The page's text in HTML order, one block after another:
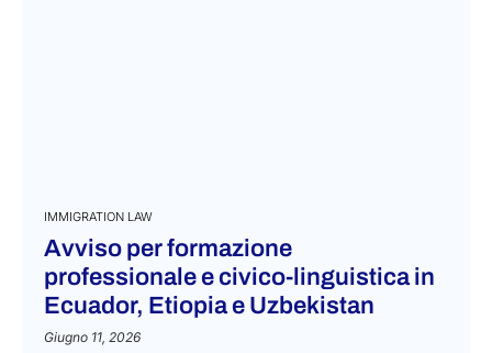
IMMIGRATION LAW
Avviso per formazione
professionale e civico-linguistica in
Ecuador, Etiopia e Uzbekistan
Giugno 11, 2026